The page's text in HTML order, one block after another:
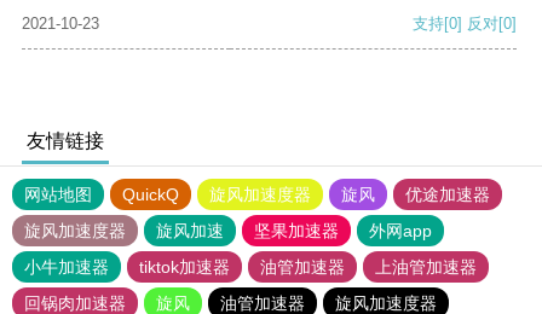
2021-10-23 支持[0] 反对[0]
友情链接
网站地图 QuickQ 旋风加速度器 旋风
优途加速器
旋风加速度器
旋风加速 坚果加速器
外网app
小牛加速器
tiktok加速器 油管加速器
上油管加速器
回锅肉加速器
旋风 油管加速器
旋风加速度器